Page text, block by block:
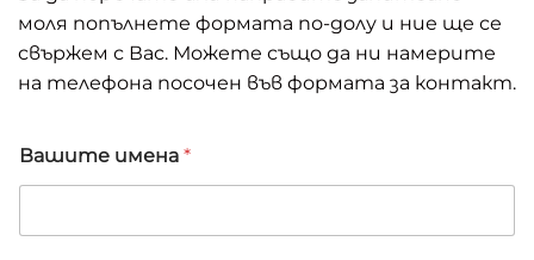
моля попълнете формата по-долу и ние ще се
свържем с Вас. Можете също да ни намерите
на телефона посочен във формата за контакт.
а
т
Вашите имена *